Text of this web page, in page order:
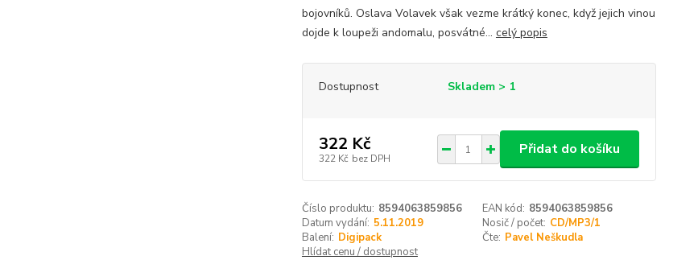
bojovníků. Oslava Volavek však vezme krátký konec, když jejich vinou
dojde k loupeži andomalu, posvátné... celý popis
Dostupnost Skladem > 1
322 Kč
322 Kč bez DPH
Přidat do košíku
Číslo produktu: 8594063859856 EAN kód: 8594063859856
Datum vydání: 5.11.2019 Nosič / počet: CD/MP3/1
Balení: Digipack Čte: Pavel Neškudla
Hlídat cenu / dostupnost